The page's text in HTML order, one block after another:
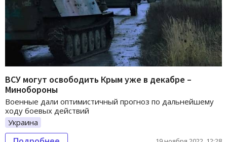
ВСУ могут освободить Крым уже в декабре –
Минобороны
Военные дали оптимистичный прогноз по дальнейшему
ходу боевых действий
Украина